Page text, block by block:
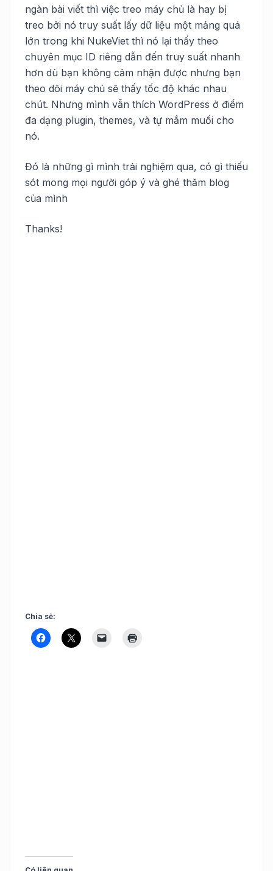
ngàn bài viết thì việc treo máy chủ là hay bị
treo bởi nó truy suất lấy dữ liệu một mảng quá
lớn trong khi NukeViet thì nó lại thấy theo
chuyên mục ID riêng dẫn đến truy suất nhanh
hơn dù bạn không cảm nhận được nhưng bạn
theo dõi máy chủ sẽ thấy tốc độ khác nhau
chút. Nhưng mình vẫn thích WordPress ở điểm
đa dạng plugin, themes, và tự mắm muối cho
nó.
Đó là những gì mình trải nghiệm qua, có gì thiếu
sót mong mọi người góp ý và ghé thăm blog
của mình
Thanks!
Chia sẻ: